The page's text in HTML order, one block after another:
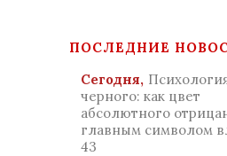
ПОСЛЕДНИЕ
Сегодня,
черного: как цвет
абсолютного
главным символом
43